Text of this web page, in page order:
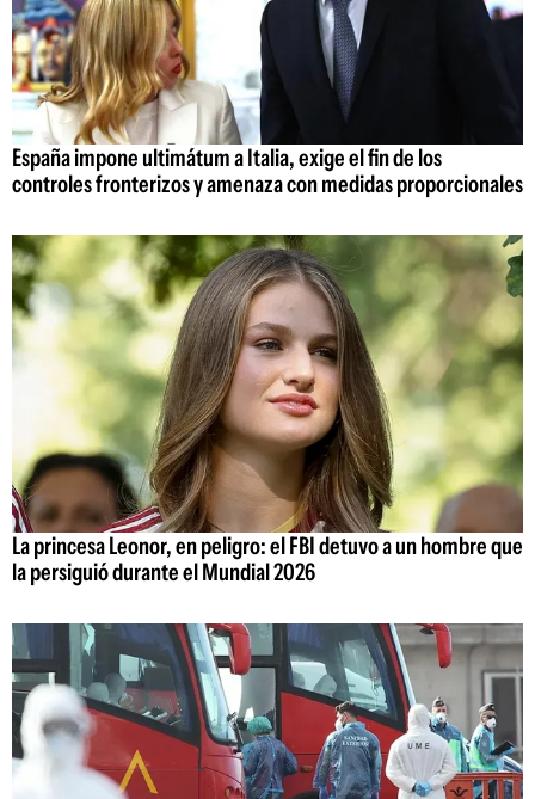
España impone ultimátum a Italia, exige el fin de los
controles fronterizos y amenaza con medidas proporcionales
La princesa Leonor, en peligro: el FBI detuvo a un hombre que
la persiguió durante el Mundial 2026